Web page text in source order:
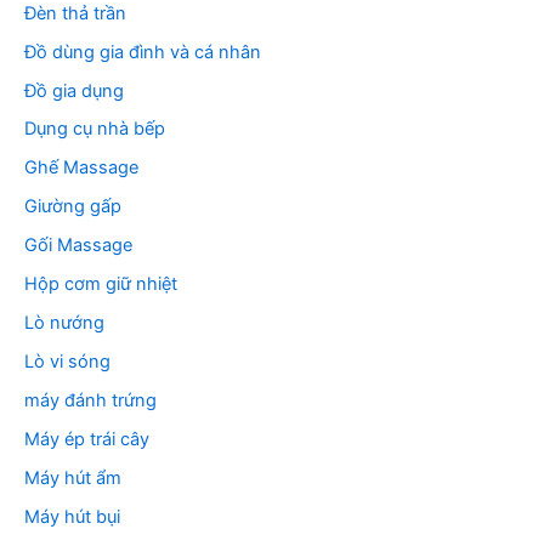
Đèn thả trần
Đồ dùng gia đình và cá nhân
Đồ gia dụng
Dụng cụ nhà bếp
Ghế Massage
Giường gấp
Gối Massage
Hộp cơm giữ nhiệt
Lò nướng
Lò vi sóng
máy đánh trứng
Máy ép trái cây
Máy hút ẩm
Máy hút bụi